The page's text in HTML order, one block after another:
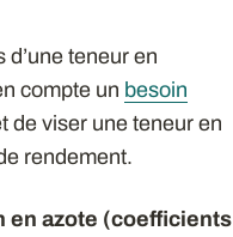
teneur en
compte un besoin
de viser une teneur en
rendement.
en azote (coefficients